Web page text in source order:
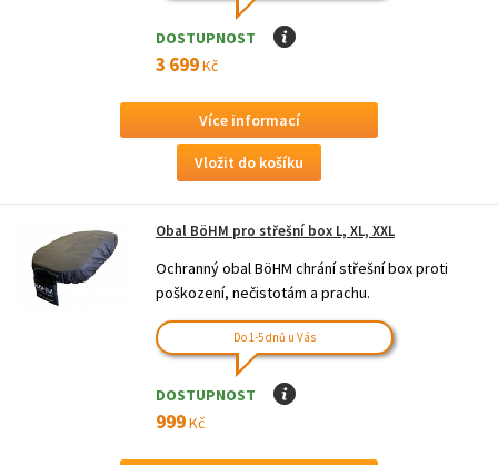
DOSTUPNOST I
3 699Kč
Více informací
Obal BöHM pro střešní box L, XL, XXL
Ochranný obal BöHM chrání střešní box proti
poškození, nečistotám a prachu.
Do 1-5 dnů u Vás
DOSTUPNOST I
999Kč